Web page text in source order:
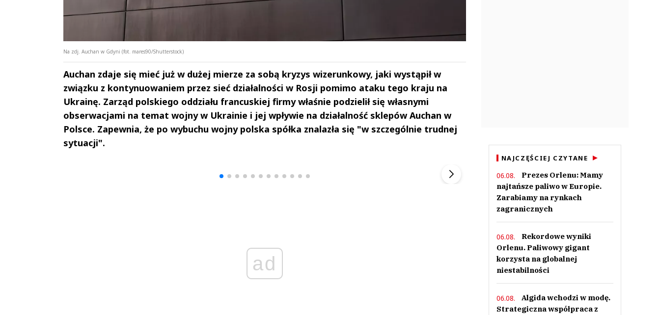
Na zdj. Auchan w Gdyni (fot. mares90/Shutterstock)
Auchan zdaje się mieć już w dużej mierze za sobą kryzys wizerunkowy, jaki wystąpił w
związku z kontynuowaniem przez sieć działalności w Rosji pomimo ataku tego kraju na
Ukrainę. Zarząd polskiego oddziału francuskiej firmy właśnie podzielił się własnymi
obserwacjami na temat wojny w Ukrainie i jej wpływie na działalność sklepów Auchan w
Polsce. Zapewnia, że po wybuchu wojny polska spółka znalazła się "w szczególnie trudnej
sytuacji".
ad
Andrzej i Marta
▶
Szefem być Sezon 2
NAJCZĘŚCIEJ CZYTANE
06.08.
Prezes Orlenu: Mamy
najtańsze paliwo w Europie.
Zarabiamy na rynkach
zagranicznych
06.08.
Rekordowe wyniki
Orlenu. Paliwowy gigant
korzysta na globalnej
niestabilności
06.08.
Algida wchodzi w modę.
Strategiczna współpraca z